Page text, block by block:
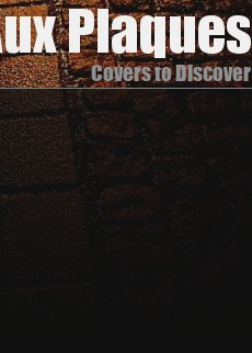
Covers to Discover